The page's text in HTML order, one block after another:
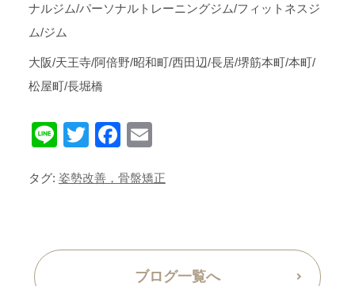
ナルジム/パーソナルトレーニングジム/フィットネスジ
ム/ジム
大阪/天王寺/阿倍野/昭和町/西田辺/長居/堺筋本町/本町/
松屋町/長堀橋
LineTwitterFacebook
タグ: 姿勢改善，骨盤矯正
ブログ一覧へ